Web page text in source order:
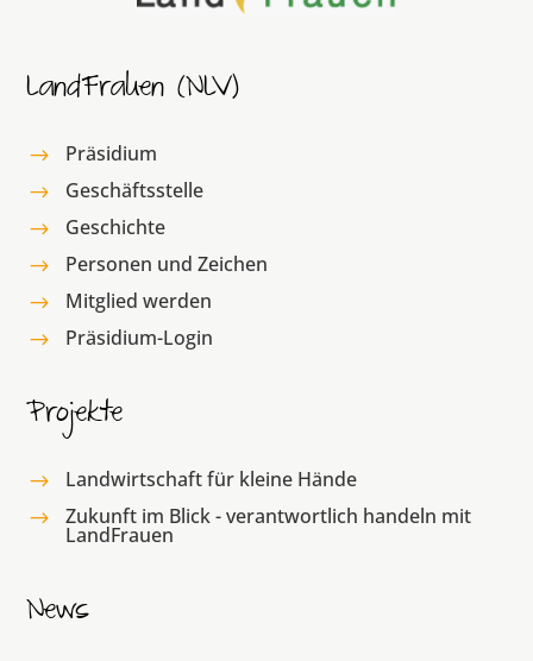
LandFrauen (NLV)
$ Präsidium
$ Geschäftsstelle
$ Geschichte
$ Personen und Zeichen
$ Mitglied werden
$ Präsidium-Login
Projekte
$ Landwirtschaft für kleine Hände
$ Zukunft im Blick - verantwortlich handeln mit
LandFrauen
News